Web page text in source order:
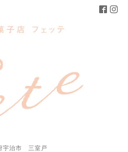
宇治市 三室戸